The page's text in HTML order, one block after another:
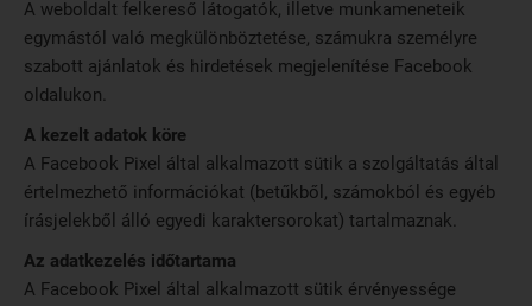
A weboldalt felkereső látogatók, illetve munkameneteik
egymástól való megkülönböztetése, számukra személyre
szabott ajánlatok és hirdetések megjelenítése Facebook
oldalukon.
A kezelt adatok köre
A Facebook Pixel által alkalmazott sütik a szolgáltatás által
értelmezhető információkat (betűkből, számokból és egyéb
írásjelekből álló egyedi karaktersorokat) tartalmaznak.
Az adatkezelés időtartama
A Facebook Pixel által alkalmazott sütik érvényessége